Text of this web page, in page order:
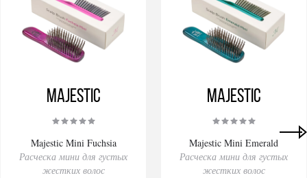
Majestic
Majestic Mini Fuchsia
Расческа мини для густых
жестких волос
Majestic
Majestic Mini Emerald
Расческа мини для густых
жестких волос